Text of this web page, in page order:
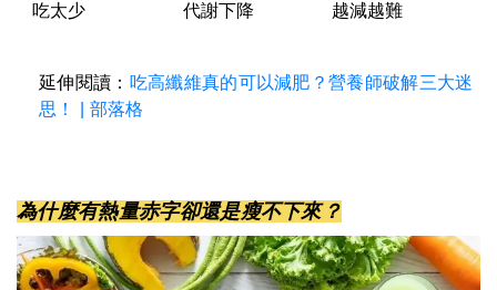
吃太少
代謝下降 越減越難
延伸閱讀： 吃高纖維真的可以減肥？營養師破解三大迷
思！ | 部落格
為什麼有熱量赤字卻還是瘦不下來？